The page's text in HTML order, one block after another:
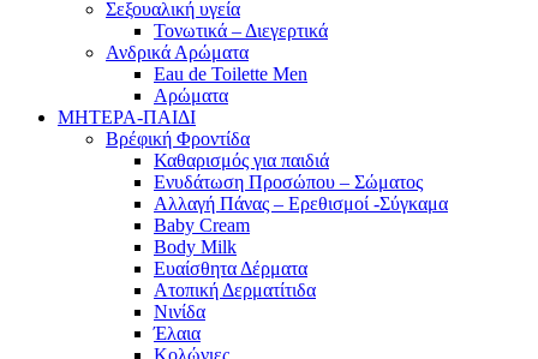
Σεξουαλική υγεία
Τονωτικά – Διεγερτικά
Ανδρικά Αρώματα
Eau de Toilette Men
Αρώματα
ΜΗΤΕΡΑ-ΠΑΙΔΙ
Βρέφική Φροντίδα
Καθαρισμός για παιδιά
Ενυδάτωση Προσώπου – Σώματος
Αλλαγή Πάνας – Ερεθισμοί -Σύγκαμα
Baby Cream
Body Milk
Ευαίσθητα Δέρματα
Ατοπική Δερματίτιδα
Νινίδα
Έλαια